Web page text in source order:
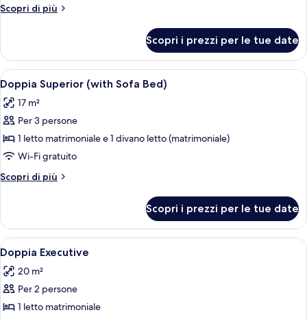
Adults
Child)
Scopri di più
Altri
Superior
(2
Adults
Child)
Scopri i prezzi per le tue date
Apri
tutte
le
foto
per
Doppia
Superior
(with
Bed)
Una camera d'albergo con un letto,
4
Doppia Superior (with Sofa Bed)
17 m²
Per 3 persone
1 letto matrimoniale e 1 divano letto (matrimoniale)
Wi-Fi gratuito
Scopri di più
Altri
Superior
(with
Sofa
Bed)
Scopri i prezzi per le tue date
Apri
tutte
le
foto
per
Una camera d'albergo con un letto
7
Doppia Executive
20 m²
Per 2 persone
1 letto matrimoniale